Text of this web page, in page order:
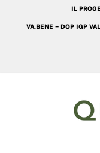
IL
VA.BENE – DOP IGP